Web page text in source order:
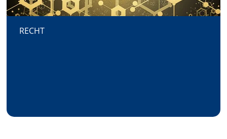
RECHT